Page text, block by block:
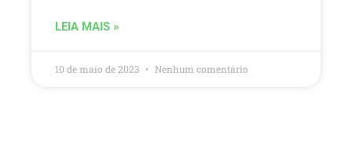
LEIA MAIS »
10 de maio de 2023 Nenhum comentário